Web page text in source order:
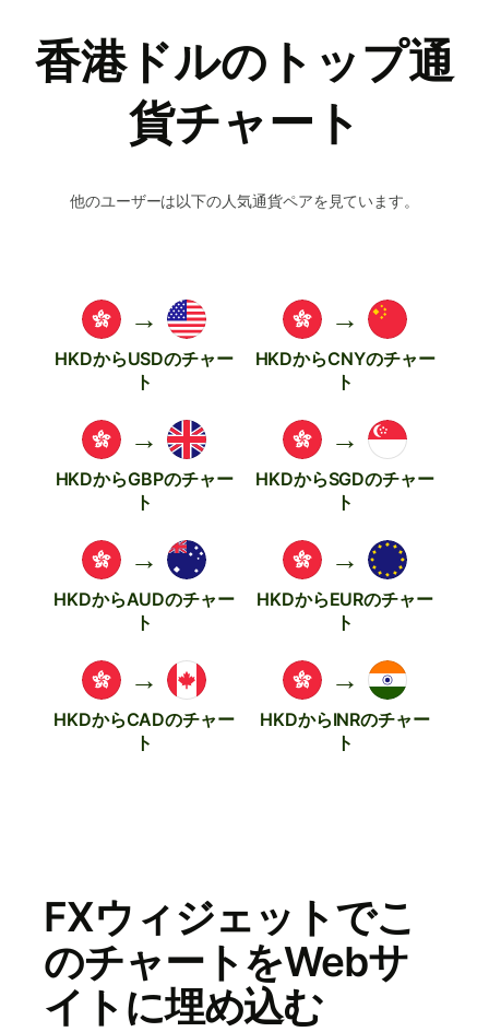
香港ドルのトップ通
貨チャート
他のユーザーは以下の人気通貨ペアを見ています。
→
HKDからUSDのチャー
ト
→
HKDからCNYのチャー
ト
→
HKDからGBPのチャー
ト
→
HKDからSGDのチャー
ト
→
HKDからAUDのチャー
ト
→
HKDからEURのチャー
ト
→
HKDからCADのチャー
ト
→
HKDからINRのチャー
ト
FXウィジェットでこ
のチャートをWebサ
イトに埋め込む